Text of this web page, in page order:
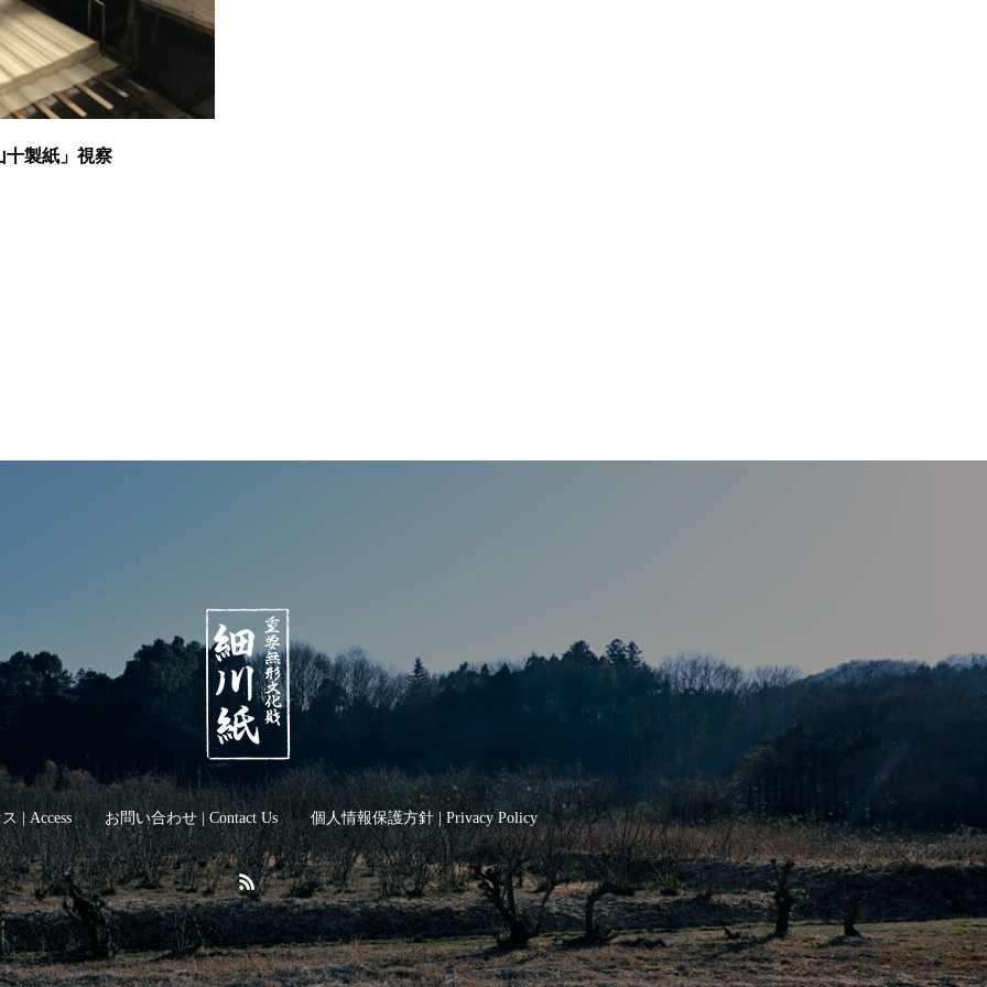
十製紙」視察
| Access お問い合わせ | Contact Us 個人情報保護方針 | Privacy Policy